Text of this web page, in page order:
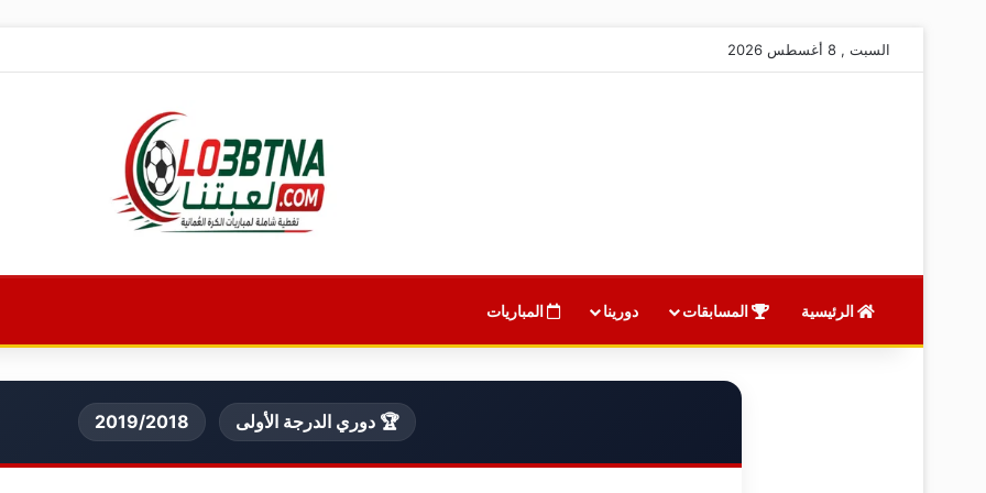
السبت , 8 أغسطس 2026
الرئيسية المسابقات دورينا المباريات
🏆 دوري الدرجة الأولى 2019/2018